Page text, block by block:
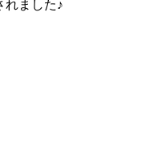
れました♪